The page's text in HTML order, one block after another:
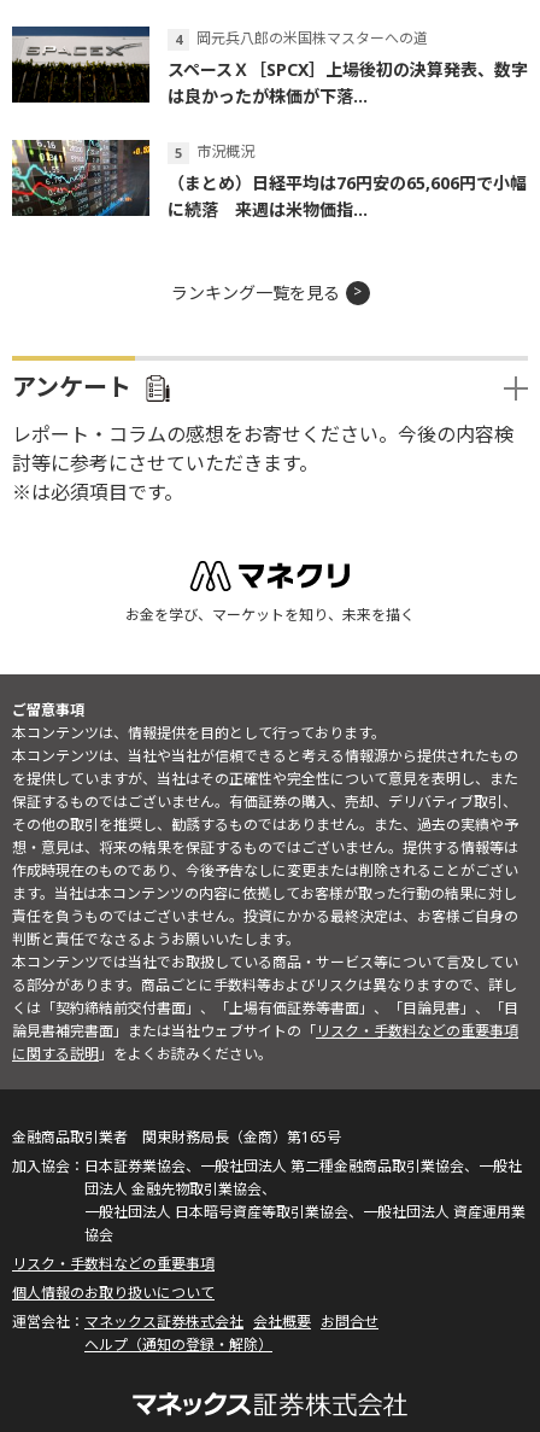
岡元兵八郎の米国株マスターへの道
スペースＸ［SPCX］上場後初の決算発表、数字
は良かったが株価が下落...
市況概況
（まとめ）日経平均は76円安の65,606円で小幅
に続落 来週は米物価指...
ランキング一覧を見る
アンケート
レポート・コラムの感想をお寄せください。今後の内容検
討等に参考にさせていただきます。
※は必須項目です。
お金を学び、マーケットを知り、未来を描く
ご留意事項
本コンテンツは、情報提供を目的として行っております。
本コンテンツは、当社や当社が信頼できると考える情報源から提供されたもの
を提供していますが、当社はその正確性や完全性について意見を表明し、また
保証するものではございません。有価証券の購入、売却、デリバティブ取引、
その他の取引を推奨し、勧誘するものではありません。また、過去の実績や予
想・意見は、将来の結果を保証するものではございません。提供する情報等は
作成時現在のものであり、今後予告なしに変更または削除されることがござい
ます。当社は本コンテンツの内容に依拠してお客様が取った行動の結果に対し
責任を負うものではございません。投資にかかる最終決定は、お客様ご自身の
判断と責任でなさるようお願いいたします。
本コンテンツでは当社でお取扱している商品・サービス等について言及してい
る部分があります。商品ごとに手数料等およびリスクは異なりますので、詳し
くは「契約締結前交付書面」、「上場有価証券等書面」、「目論見書」、「目
論見書補完書面」または当社ウェブサイトの「リスク・手数料などの重要事項
に関する説明」をよくお読みください。
金融商品取引業者 関東財務局長（金商）第165号
日本証券業協会、一般社団法人 第二種金融商品取引業協会、一般社
団法人 金融先物取引業協会、
一般社団法人 日本暗号資産等取引業協会、一般社団法人 資産運用業
協会
リスク・手数料などの重要事項
個人情報のお取り扱いについて
マネックス証券株式会社 会社概要 お問合せ
ヘルプ（通知の登録・解除）